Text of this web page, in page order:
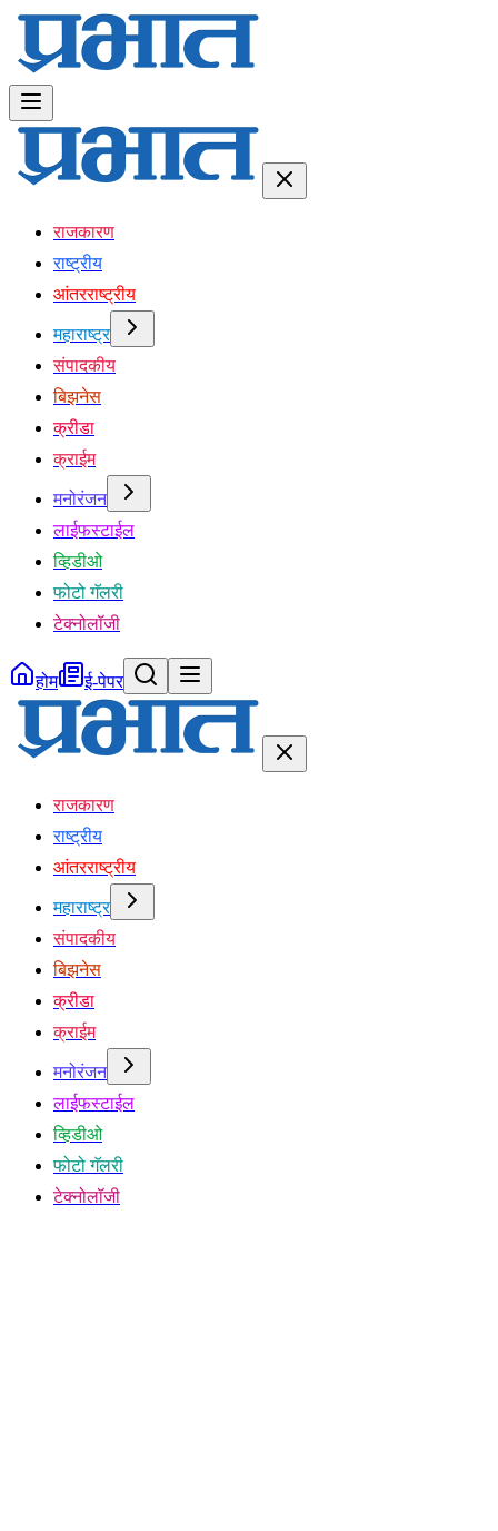
राजकारण
राष्ट्रीय
आंतरराष्ट्रीय
महाराष्ट्र
संपादकीय
बिझनेस
क्रीडा
क्राईम
मनोरंजन
लाईफस्टाईल
व्हिडीओ
फोटो गॅलरी
टेक्नोलॉजी
होम ई-पेपर
राजकारण
राष्ट्रीय
आंतरराष्ट्रीय
महाराष्ट्र
संपादकीय
बिझनेस
क्रीडा
क्राईम
मनोरंजन
लाईफस्टाईल
व्हिडीओ
फोटो गॅलरी
टेक्नोलॉजी